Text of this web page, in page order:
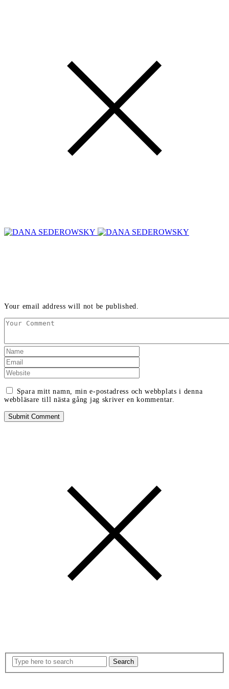
Your email address will not be published.
Spara mitt namn, min e-postadress och webbplats i denna
webbläsare till nästa gång jag skriver en kommentar.